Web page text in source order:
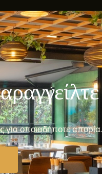
οποιαδήποτε απορία.